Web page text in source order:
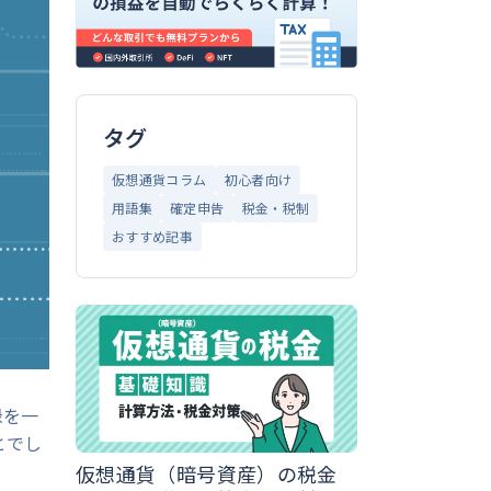
一
し
タグ
仮想通貨コラム
初心者向け
用語集
確定申告
税金・税制
おすすめ記事
仮想通貨（暗号資産）の税金